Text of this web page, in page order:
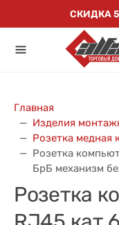
СКИДКА
Главная
Изделия
Розетка медная
Розетка
БрБ механизм
Розетка